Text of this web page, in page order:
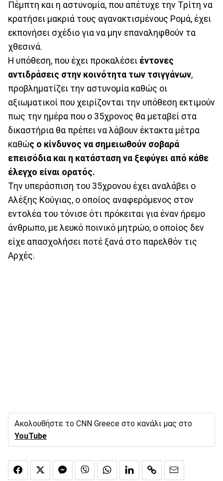
Πέμπτη και η αστυνομία, που απέτυχε την Τρίτη να
κρατήσει μακριά τους αγανακτισμένους Ρομά, έχει
εκπονήσει σχέδιο για να μην επαναληφθούν τα
χθεσινά.
Η υπόθεση, που έχει προκαλέσει έντονες
αντιδράσεις στην κοινότητα των τσιγγάνων,
προβληματίζει την αστυνομία καθώς οι
αξιωματικοί που χειρίζονται την υπόθεση εκτιμούν
πως την ημέρα που ο 35χρονος θα μεταβεί στα
δικαστήρια θα πρέπει να λάβουν έκτακτα μέτρα
καθώς ο κίνδυνος να σημειωθούν σοβαρά
επεισόδια και η κατάσταση να ξεφύγει από κάθε
έλεγχο είναι ορατός.
Την υπεράσπιση του 35χρονου έχει αναλάβει ο
Αλέξης Κούγιας, ο οποίος αναφερόμενος στον
εντολέα του τόνισε ότι πρόκειται για έναν ήρεμο
άνθρωπο, με λευκό ποινικό μητρώο, ο οποίος δεν
είχε απασχολήσει ποτέ ξανά στο παρελθόν τις
Αρχές.
Ακολουθήστε το CNN Greece στο κανάλι μας στο
YouTube